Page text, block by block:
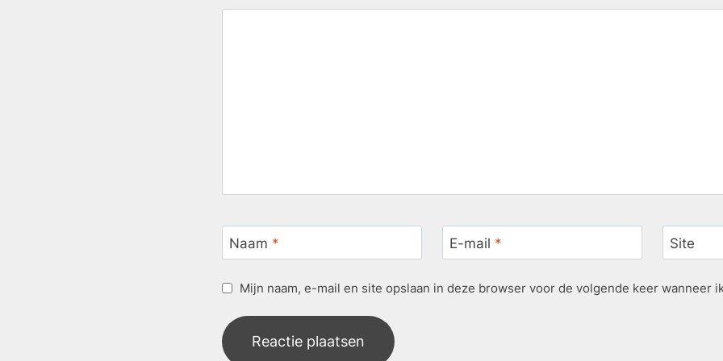
Naam * E-mail * Site
Mijn naam, e-mail en site opslaan in deze browser voor de volgende keer wanneer